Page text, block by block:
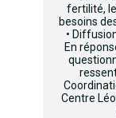
fertilité,
besoins
•
En
Centre